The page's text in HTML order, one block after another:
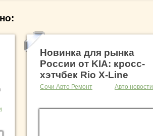
Новинка для рынка
России от KIA: кросс-
хэтчбек Rio X-Line
Сочи Авто Ремонт Авто новости